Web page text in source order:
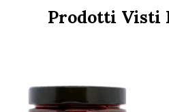
Prodotti Visti